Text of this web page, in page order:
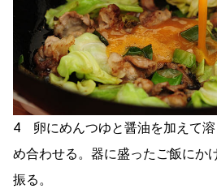
4 卵にめんつゆと醤油を加えて
め合わせる。器に盛ったご飯にか
振る。